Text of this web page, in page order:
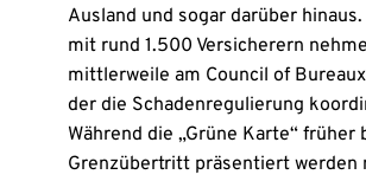
Ausland und sogar darüber
mit rund 1.500 Versicherern
mittlerweile am Council of
der die Schadenregulierung
Während die „Grüne Karte“ früher
Grenzübertritt präsentiert werden